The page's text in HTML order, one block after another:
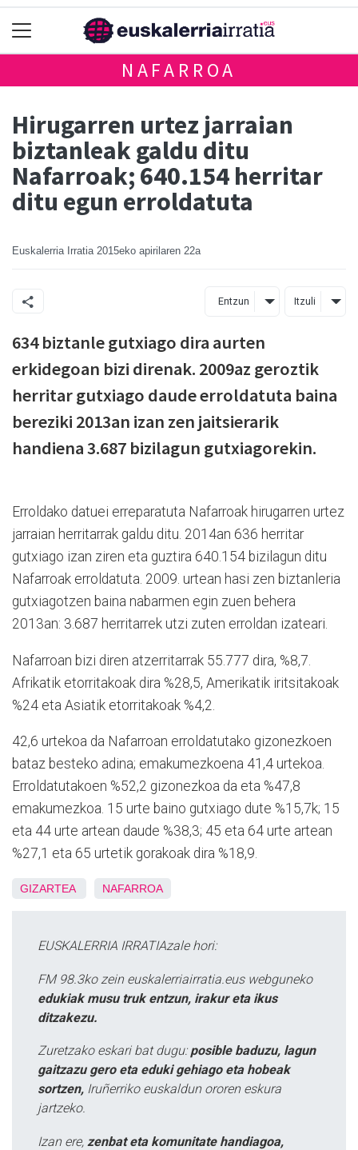
NAFARROA
Hirugarren urtez jarraian
biztanleak galdu ditu
Nafarroak; 640.154 herritar
ditu egun erroldatuta
Euskalerria Irratia 2015eko apirilaren 22a
Entzun Itzuli
634 biztanle gutxiago dira aurten
erkidegoan bizi direnak. 2009az geroztik
herritar gutxiago daude erroldatuta baina
bereziki 2013an izan zen jaitsierarik
handiena 3.687 bizilagun gutxiagorekin.
Erroldako datuei erreparatuta Nafarroak hirugarren urtez
jarraian herritarrak galdu ditu. 2014an 636 herritar
gutxiago izan ziren eta guztira 640.154 bizilagun ditu
Nafarroak erroldatuta. 2009. urtean hasi zen biztanleria
gutxiagotzen baina nabarmen egin zuen behera
2013an: 3.687 herritarrek utzi zuten erroldan izateari.
Nafarroan bizi diren atzerritarrak 55.777 dira, %8,7.
Afrikatik etorritakoak dira %28,5, Amerikatik iritsitakoak
%24 eta Asiatik etorritakoak %4,2.
42,6 urtekoa da Nafarroan erroldatutako gizonezkoen
bataz besteko adina; emakumezkoena 41,4 urtekoa.
Erroldatutakoen %52,2 gizonezkoa da eta %47,8
emakumezkoa. 15 urte baino gutxiago dute %15,7k; 15
eta 44 urte artean daude %38,3; 45 eta 64 urte artean
%27,1 eta 65 urtetik gorakoak dira %18,9.
GIZARTEA NAFARROA
EUSKALERRIA IRRATIAzale hori:
FM 98.3ko zein euskalerriairratia.eus webguneko
edukiak musu truk entzun, irakur eta ikus
ditzakezu.
Zuretzako eskari bat dugu: posible baduzu, lagun
gaitzazu gero eta eduki gehiago eta hobeak
sortzen, Iruñerriko euskaldun ororen eskura
jartzeko.
Izan ere, zenbat eta komunitate handiagoa,